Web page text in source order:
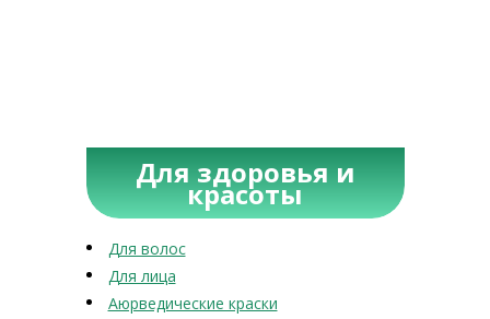
Для здоровья и
красоты
Для волос
Для лица
Аюрведические краски